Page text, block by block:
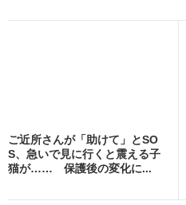
ご近所さんが「助けて」とSO
S、急いで見に行くと震える子
猫が…… 保護後の変化に...